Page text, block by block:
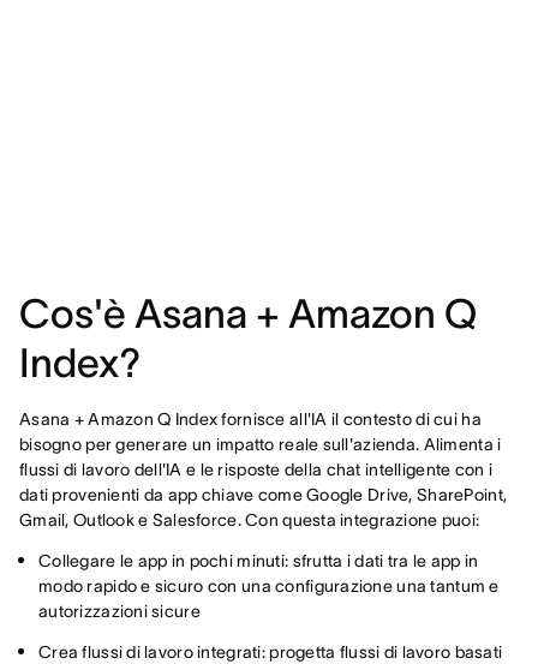
Cos'è Asana + Amazon Q
Index?
Asana + Amazon Q Index fornisce all'IA il contesto di cui ha
bisogno per generare un impatto reale sull'azienda. Alimenta i
flussi di lavoro dell'IA e le risposte della chat intelligente con i
dati provenienti da app chiave come Google Drive, SharePoint,
Gmail, Outlook e Salesforce. Con questa integrazione puoi:
Collegare le app in pochi minuti: sfrutta i dati tra le app in
modo rapido e sicuro con una configurazione una tantum e
autorizzazioni sicure
Crea flussi di lavoro integrati: progetta flussi di lavoro basati